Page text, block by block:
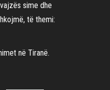
sime dhe
të themi:
në Tiranë.